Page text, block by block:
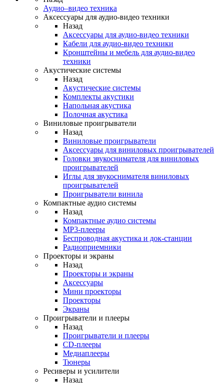
Аудио–видео техника
Аксессуары для аудио-видео техники
Назад
Аксессуары для аудио-видео техники
Кабели для аудио-видео техники
Кронштейны и мебель для аудио-видео
техники
Акустические системы
Назад
Акустические системы
Комплекты акустики
Напольная акустика
Полочная акустика
Виниловые проигрыватели
Назад
Виниловые проигрыватели
Аксессуары для виниловых проигрывателей
Головки звукоснимателя для виниловых
проигрывателей
Иглы для звукоснимателя виниловых
проигрывателей
Проигрыватели винила
Компактные аудио системы
Назад
Компактные аудио системы
MP3-плееры
Беспроводная акустика и док-станции
Радиоприемники
Проекторы и экраны
Назад
Проекторы и экраны
Аксессуары
Мини проекторы
Проекторы
Экраны
Проигрыватели и плееры
Назад
Проигрыватели и плееры
CD-плееры
Медиаплееры
Тюнеры
Ресиверы и усилители
Назад